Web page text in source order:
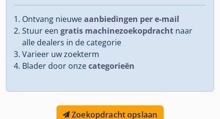
Ontvang nieuweaanbiedingen per e-mail
Stuur een gratis machinezoekopdracht naar
alle dealers in de categorie
Varieer uw zoekterm
Blader door onzecategorieën
Zoekopdracht opslaan